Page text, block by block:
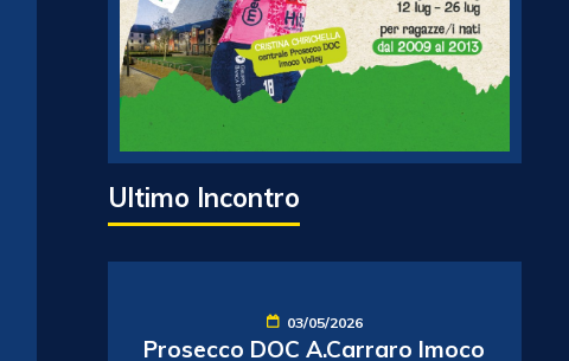
Ultimo Incontro
03/05/2026
Prosecco DOC A.Carraro Imoco